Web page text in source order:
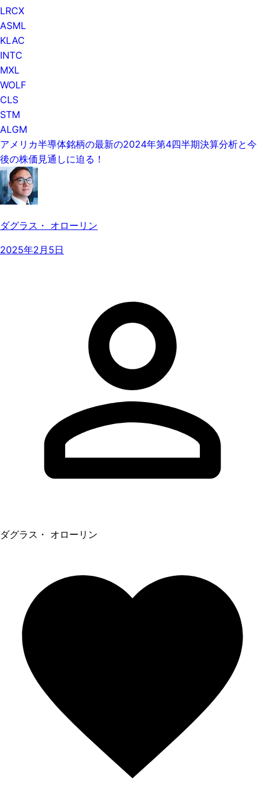
LRCX
ASML
KLAC
INTC
MXL
WOLF
CLS
STM
ALGM
アメリカ半導体銘柄の最新の2024年第4四半期決算分析と今
後の株価見通しに迫る！
ダグラス・ オローリン
2025年2月5日
ダグラス・ オローリン